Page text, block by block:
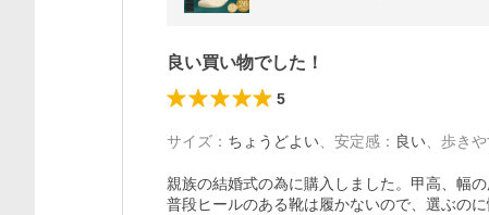
良い買い物でした！
5
サイズ ： ちょうどよい 安定感 ： 良い 歩きや
親族の結婚式の為に購入しました。甲高、幅
普段ヒールのある靴は履かないので、選ぶのに